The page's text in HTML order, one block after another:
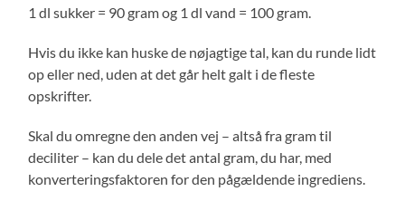
1 dl sukker = 90 gram og 1 dl vand = 100 gram.
Hvis du ikke kan huske de nøjagtige tal, kan du runde lidt
op eller ned, uden at det går helt galt i de fleste
opskrifter.
Skal du omregne den anden vej – altså fra gram til
deciliter – kan du dele det antal gram, du har, med
konverteringsfaktoren for den pågældende ingrediens.